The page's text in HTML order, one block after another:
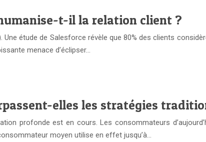
t-il la relation client ?
étude de Salesforce révèle que 80% des clients
menace d’éclipser…
elles les stratégies
profonde est en cours. Les consommateurs
moyen utilise en effet jusqu’à…